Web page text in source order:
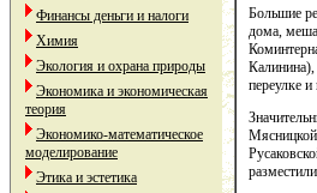
Финансы деньги и налоги
Химия
Экология и охрана природы
Экономика и экономическая
теория
Экономико-математическое
моделирование
Этика и эстетика
Большие
дома,
Калинина),
переулке